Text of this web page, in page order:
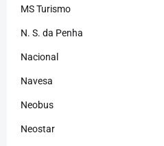
MS Turismo
N. S. da Penha
Nacional
Navesa
Neobus
Neostar